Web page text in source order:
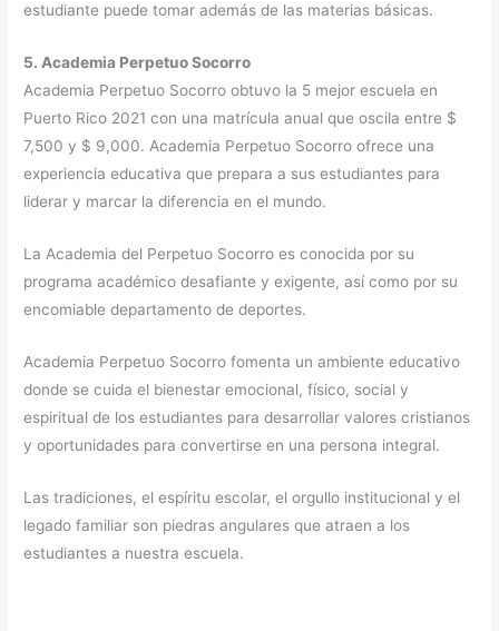
estudiante puede tomar además de las materias básicas.
5. Academia Perpetuo Socorro
Academia Perpetuo Socorro obtuvo la 5 mejor escuela en
Puerto Rico 2021 con una matrícula anual que oscila entre $
7,500 y $ 9,000. Academia Perpetuo Socorro ofrece una
experiencia educativa que prepara a sus estudiantes para
liderar y marcar la diferencia en el mundo.
La Academia del Perpetuo Socorro es conocida por su
programa académico desafiante y exigente, así como por su
encomiable departamento de deportes.
Academia Perpetuo Socorro fomenta un ambiente educativo
donde se cuida el bienestar emocional, físico, social y
espiritual de los estudiantes para desarrollar valores cristianos
y oportunidades para convertirse en una persona integral.
Las tradiciones, el espíritu escolar, el orgullo institucional y el
legado familiar son piedras angulares que atraen a los
estudiantes a nuestra escuela.